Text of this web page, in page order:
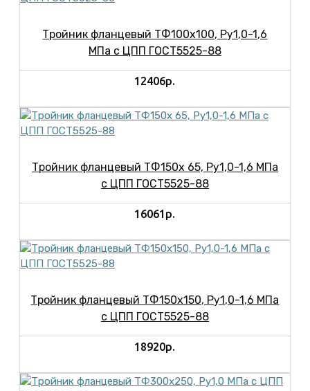
Тройник фланцевый ТФ100х100, Ру1,0-1,6
МПа с ЦПП ГОСТ5525-88
12406р.
Тройник фланцевый ТФ150х 65, Ру1,0-1,6 МПа
с ЦПП ГОСТ5525-88
16061р.
Тройник фланцевый ТФ150х150, Ру1,0-1,6 МПа
с ЦПП ГОСТ5525-88
18920р.